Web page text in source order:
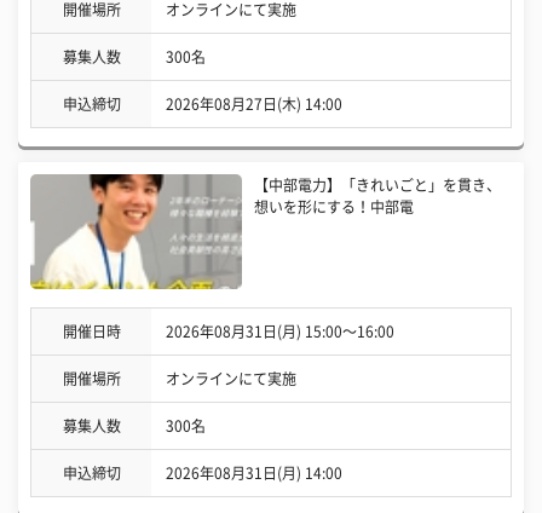
開催場所 オンラインにて実施
募集人数 300名
申込締切 2026年08月27日(木) 14:00
【中部電力】「きれいごと」を貫き、
想いを形にする！中部電
開催日時 2026年08月31日(月) 15:00〜16:00
開催場所 オンラインにて実施
募集人数 300名
申込締切 2026年08月31日(月) 14:00